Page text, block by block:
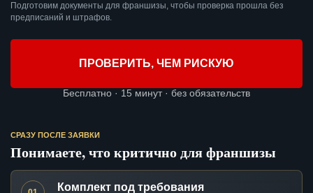
Подготовим документы для франшизы, чтобы проверка прошла без
предписаний и штрафов.
ПРОВЕРИТЬ, ЧЕМ РИСКУЮ
Бесплатно · 15 минут · без обязательств
СРАЗУ ПОСЛЕ ЗАЯВКИ
Понимаете, что критично для франшизы
Комплект под требования